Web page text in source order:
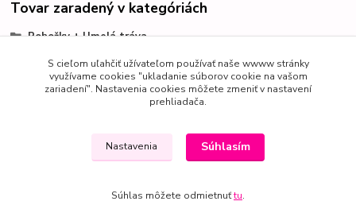
Tovar zaradený v kategóriách
Rohožky + Umelá tráva
Rohožky
S cieľom uľahčiť užívateľom používať naše wwww stránky
využívame cookies "ukladanie súborov cookie na vašom
zariadení". Nastavenia cookies môžete zmeniť v nastavení
prehliadača.
Nastavenia Súhlasím
Súhlas môžete odmietnuťtu.